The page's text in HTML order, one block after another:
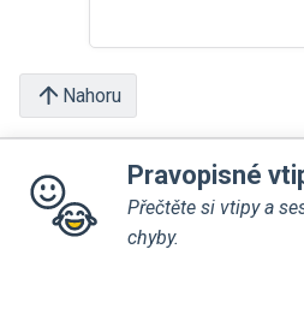
Nahoru
Pravopisné
Přečtěte si vtipy a
chyby.